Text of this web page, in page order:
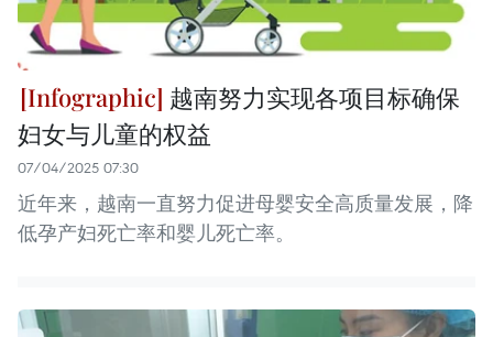
越南努力实现各项目标确保
妇女与儿童的权益
07/04/2025 07:30
近年来，越南一直努力促进母婴安全高质量发展，降
低孕产妇死亡率和婴儿死亡率。